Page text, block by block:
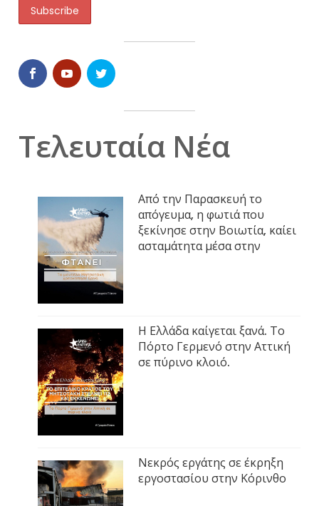
Τελευταία Νέα
Από την Παρασκευή το
απόγευμα, η φωτιά που
ξεκίνησε στην Βοιωτία, καίει
ασταμάτητα μέσα στην
Η Ελλάδα καίγεται ξανά. Το
Πόρτο Γερμενό στην Αττική
σε πύρινο κλοιό.
Νεκρός εργάτης σε έκρηξη
εργοστασίου στην Κόρινθο